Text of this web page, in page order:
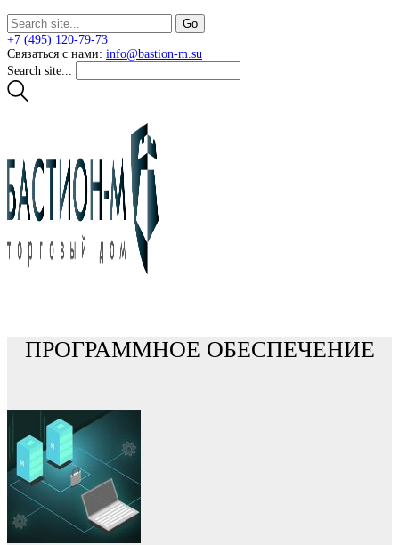
+7 (495) 120-79-73
Связаться с нами: info@bastion-m.su
Search site...
ПРОГРАММНОЕ ОБЕСПЕЧЕНИЕ